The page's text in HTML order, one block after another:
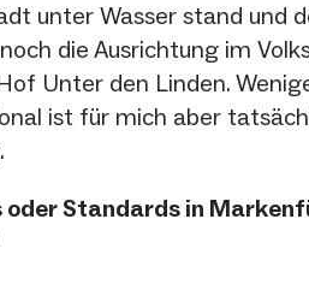
unter Wasser stand und
die Ausrichtung im
Unter den Linden.
ist für mich aber
oder Standards in